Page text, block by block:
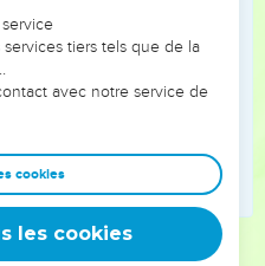
l'Eternel et de son peuple. Il
de Rahab ou dans celle
mal qui est en rapport
divine n'avait encore
est parlé d'unroyaume
tiers tels que de la
avec notre service de
cookies
les cookies